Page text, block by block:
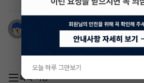
렌트차량 무보증 차량입니다. 가격 착
면 감사하겠습니다^^
목록 이동
오늘 하루 그만보기